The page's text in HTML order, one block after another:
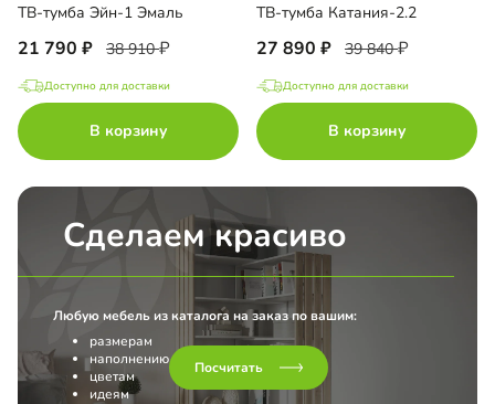
ТВ-тумба Эйн-1 Эмаль
21 790 38 910
Доступно для доставки
В корзину
ТВ-тумба Катания-2.2
27 890 39 840
Доступно для доставки
В корзину
Сделаем красиво
Любую мебель из каталога на заказ по вашим:
размерам
наполнению
цветам
идеям
Посчитать